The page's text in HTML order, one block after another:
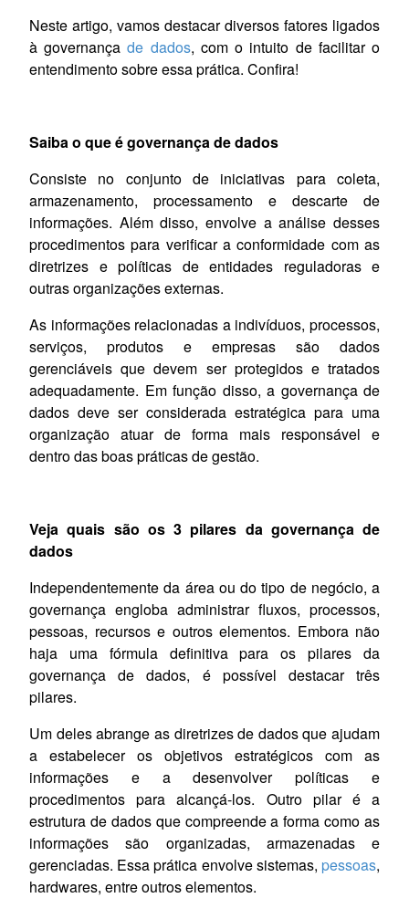
Neste artigo, vamos destacar diversos fatores ligados
à governançade dados, com o intuito de facilitar o
entendimento sobre essa prática. Confira!
Saiba o que é governança de dados
Consiste no conjunto de iniciativas para coleta,
armazenamento, processamento e descarte de
informações. Além disso, envolve a análise desses
procedimentos para verificar a conformidade com as
diretrizes e políticas de entidades reguladoras e
outras organizações externas.
As informações relacionadas a indivíduos, processos,
serviços, produtos e empresas são dados
gerenciáveis que devem ser protegidos e tratados
adequadamente. Em função disso, a governança de
dados deve ser considerada estratégica para uma
organização atuar de forma mais responsável e
dentro das boas práticas de gestão.
Veja quais são os 3 pilares da governança de
dados
Independentemente da área ou do tipo de negócio, a
governança engloba administrar fluxos, processos,
pessoas, recursos e outros elementos. Embora não
haja uma fórmula definitiva para os pilares da
governança de dados, é possível destacar três
pilares.
Um deles abrange as diretrizes de dados que ajudam
a estabelecer os objetivos estratégicos com as
informações e a desenvolver políticas e
procedimentos para alcançá-los. Outro pilar é a
estrutura de dados que compreende a forma como as
informações são organizadas, armazenadas e
gerenciadas. Essa prática envolve sistemas, pessoas,
hardwares, entre outros elementos.